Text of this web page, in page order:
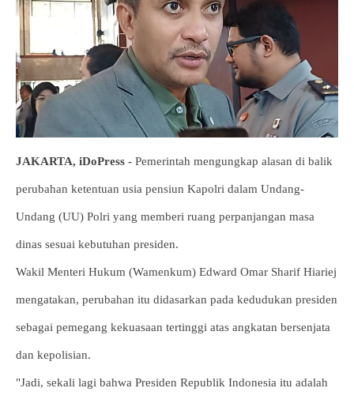
JAKARTA, iDoPress - Pemerintah mengungkap alasan di balik
perubahan ketentuan usia pensiun Kapolri dalam Undang-
Undang (UU) Polri yang memberi ruang perpanjangan masa
dinas sesuai kebutuhan presiden.
Wakil Menteri Hukum (Wamenkum) Edward Omar Sharif Hiariej
mengatakan, perubahan itu didasarkan pada kedudukan presiden
sebagai pemegang kekuasaan tertinggi atas angkatan bersenjata
dan kepolisian.
"Jadi, sekali lagi bahwa Presiden Republik Indonesia itu adalah